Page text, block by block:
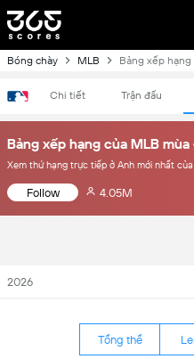
Bóng chày MLB Bảng xếp hạng
Chi tiết Trận đấu
Bảng xếp hạng của MLB mùa
Xem thứ hạng trực tiếp ở Anh mới nhất
Follow 4.05M
2026
Tổng thể